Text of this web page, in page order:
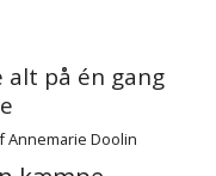
på én gang
Annemarie Doolin